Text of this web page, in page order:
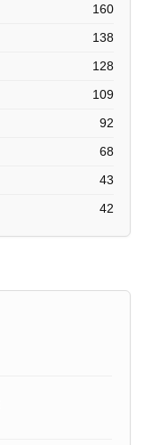
160
138
128
109
92
68
43
42